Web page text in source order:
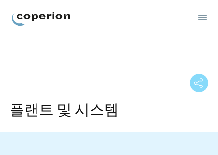
플랜트 및 시스템